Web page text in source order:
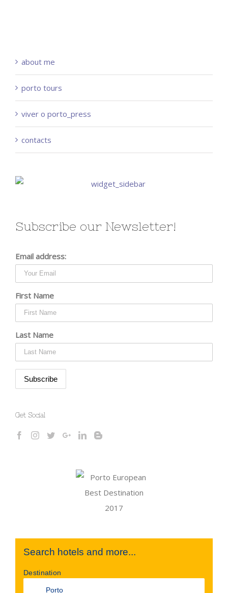
about me
porto tours
viver o porto_press
contacts
Subscribe our Newsletter!
Email address:
First Name
Last Name
Get Social
Search hotels and more...
Destination